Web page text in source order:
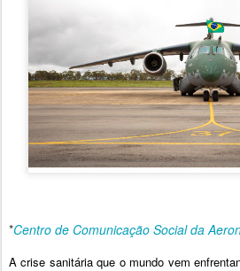
*Centro de Comunicação Social da
A crise sanitária que o mundo vem